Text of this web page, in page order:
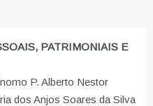
PATRIMONIAIS E
P. Alberto Nestor
dos Anjos Soares da Silva